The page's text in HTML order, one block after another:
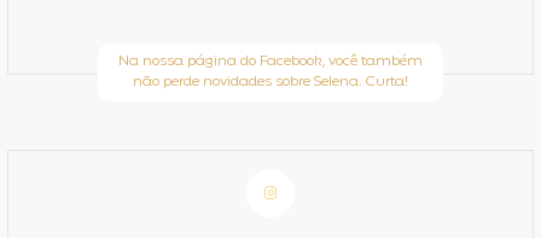
Na nossa página do Facebook, você também
não perde novidades sobre Selena. Curta!